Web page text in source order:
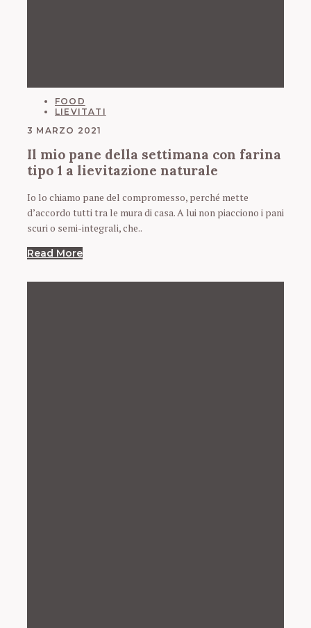
CATEGORIES
FOOD
LIEVITATI
3 MARZO 2021
Il mio pane della settimana con farina
tipo 1 a lievitazione naturale
Io lo chiamo pane del compromesso, perché mette
d’accordo tutti tra le mura di casa. A lui non piacciono i pani
scuri o semi-integrali, che..
Read More